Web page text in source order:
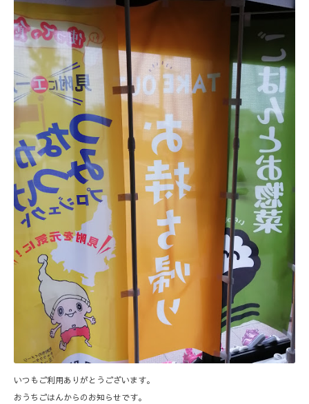
いつもご利用ありがとうございます。
おうちごはんからのお知らせです。